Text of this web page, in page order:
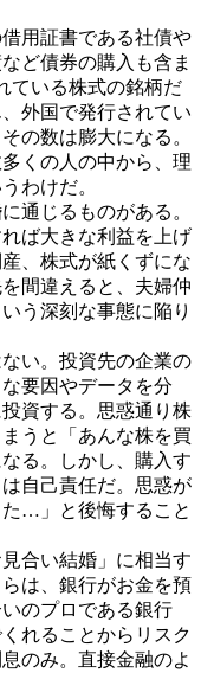
用証書である社債や
ど債券の購入も含ま
ている株式の銘柄だ
外国で発行されてい
の数は膨大になる。
くの人の中から、理
わけだ。
通じるものがある。
ば大きな利益を上げ
、株式が紙くずにな
間違えると、夫婦仲
う深刻な事態に陥り
い。投資先の企業の
要因やデータを分
資する。思惑通り株
うと「あんな株を買
る。しかし、購入す
自己責任だ。思惑が
…」と後悔すること
合い結婚」に相当す
は、銀行がお金を預
のプロである銀行
れることからリスク
のみ。直接金融のよ